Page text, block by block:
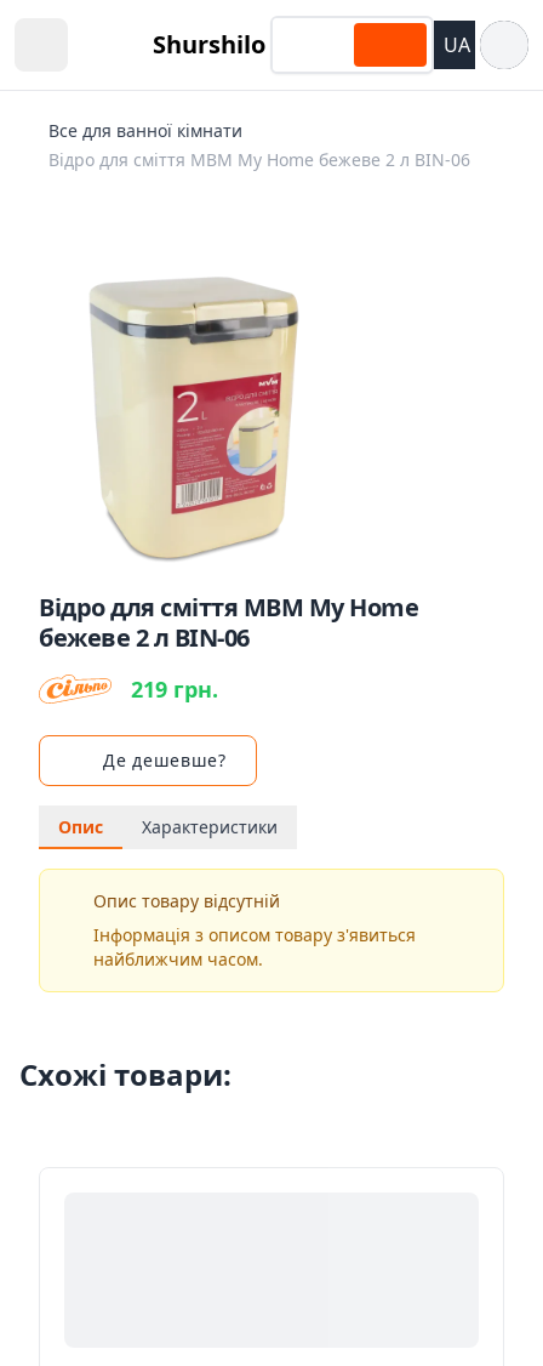
Shurshilo UA
Все для ванної кімнати
Відро для сміття MBM My Home бежеве 2 л BIN-06
Відро для сміття MBM My Home
бежеве 2 л BIN-06
219 грн.
Де дешевше?
Опис Характеристики
Опис товару відсутній
Інформація з описом товару з'явиться
найближчим часом.
Схожі товари: